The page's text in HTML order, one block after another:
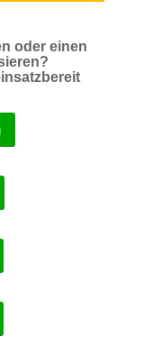
oder einen